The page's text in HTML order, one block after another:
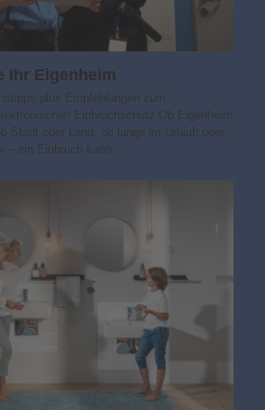
Ihr Eigenheim
plus Empfehlungen zum
Einbruchschutz Ob Eigenheim
Stadt oder Land, ob lange im Urlaub oder
– ein Einbruch kann…